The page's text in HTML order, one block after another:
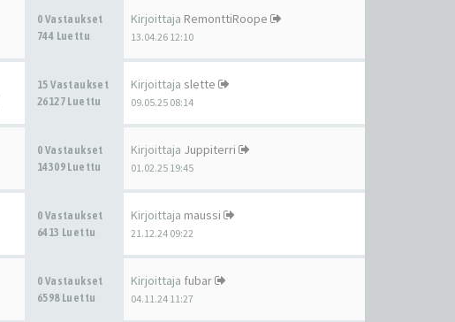
0 Vastaukset
744 Luettu
Kirjoittaja RemonttiRoope
13.04.26 12:10
15 Vastaukset
26127 Luettu
Kirjoittaja slette
09.05.25 08:14
0 Vastaukset
14309 Luettu
Kirjoittaja Juppiterri
01.02.25 19:45
0 Vastaukset
6413 Luettu
Kirjoittaja maussi
21.12.24 09:22
0 Vastaukset
6598 Luettu
Kirjoittaja fubar
04.11.24 11:27